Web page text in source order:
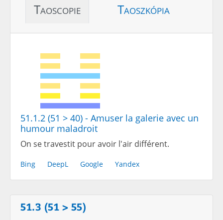
Taoscopie Taoszkópia
51.1.2 (51 > 40) - Amuser la galerie avec un
humour maladroit
On se travestit pour avoir l'air différent.
Bing DeepL Google Yandex
51.3 (51 > 55)